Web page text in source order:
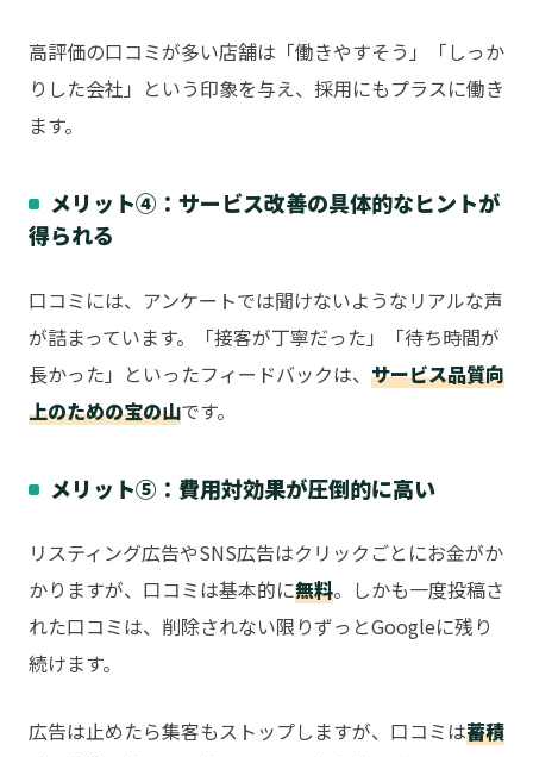
高評価の口コミが多い店舗は「働きやすそう」「しっか
りした会社」という印象を与え、採用にもプラスに働き
ます。
メリット④：サービス改善の具体的なヒントが
得られる
口コミには、アンケートでは聞けないようなリアルな声
が詰まっています。「接客が丁寧だった」「待ち時間が
長かった」といったフィードバックは、 サービス品質向
上のための宝の山です。
メリット⑤：費用対効果が圧倒的に高い
リスティング広告やSNS広告はクリックごとにお金がか
かりますが、口コミは基本的に無料。しかも一度投稿さ
れた口コミは、削除されない限りずっとGoogleに残り
続けます。
広告は止めたら集客もストップしますが、口コミは蓄積